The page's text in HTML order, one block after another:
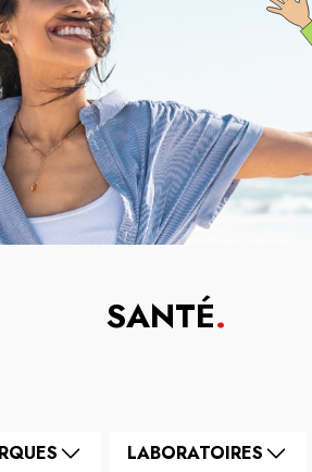
SANTÉ.
LABORATOIRES